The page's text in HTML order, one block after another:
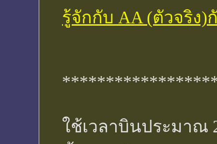
รู้จักกับ AA (ตัวจริง)
ใช้เวลาบินประมาณ